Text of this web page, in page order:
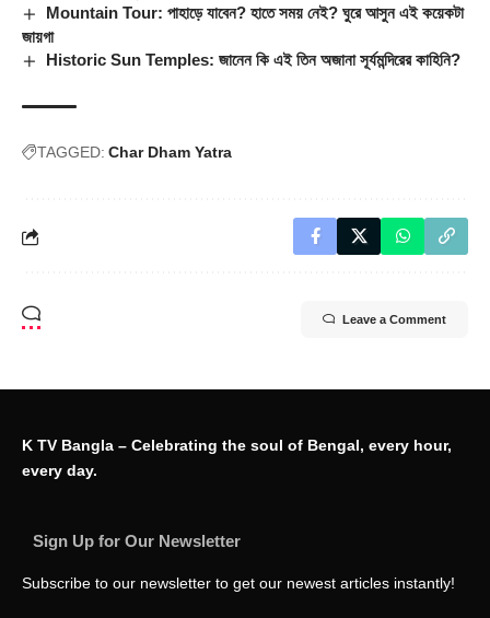
Mountain Tour: পাহাড়ে যাবেন? হাতে সময় নেই? ঘুরে আসুন এই কয়েকটা
জায়গা
Historic Sun Temples: জানেন কি এই তিন অজানা সূর্যমন্দিরের কাহিনি?
TAGGED: Char Dham Yatra
Leave a Comment
K TV Bangla – Celebrating the soul of Bengal, every hour,
every day.
Sign Up for Our Newsletter
Subscribe to our newsletter to get our newest articles instantly!